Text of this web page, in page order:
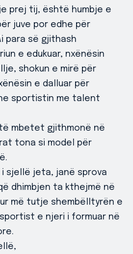
prej tij, është humbje e
juve por edhe për
para së gjithash
e edukuar, nxënësin
shokun e mirë për
e dalluar për
sportistin me talent
mbetet gjithmonë në
tona si model për
sjellë jeta, janë sprova
dhimbjen ta kthejmë në
më tutje shembëlltyrën e
e njeri i formuar në